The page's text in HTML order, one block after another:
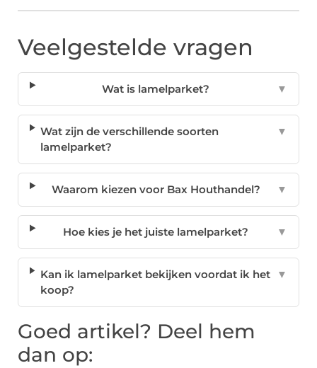
Veelgestelde vragen
Wat is lamelparket? ▼
Wat zijn de verschillende soorten
lamelparket?
▼
Waarom kiezen voor Bax Houthandel? ▼
Hoe kies je het juiste lamelparket? ▼
Kan ik lamelparket bekijken voordat ik het
koop?
▼
Goed artikel? Deel hem
dan op: